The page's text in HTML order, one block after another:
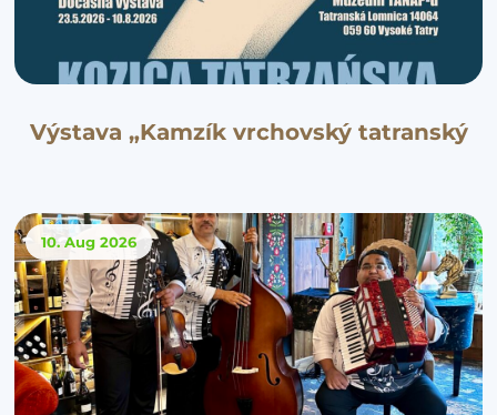
Výstava „Kamzík vrchovský tatranský
10. Aug 2026